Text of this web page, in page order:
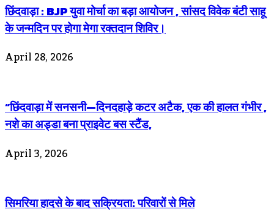
छिंदवाड़ा : BJP युवा मोर्चा का बड़ा आयोजन , सांसद विवेक बंटी साहू
के जन्मदिन पर होगा मेगा रक्तदान शिविर।
April 28, 2026
“छिंदवाड़ा में सनसनी—दिनदहाड़े कटर अटैक, एक की हालत गंभीर ,
नशे का अड्डा बना प्राइवेट बस स्टैंड,
April 3, 2026
सिमरिया हादसे के बाद सक्रियता: परिवारों से मिले